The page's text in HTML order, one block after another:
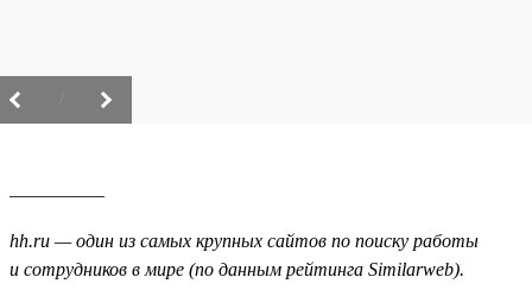
hh.ru — один из самых крупных сайтов по поиску работы
и сотрудников в мире (по данным рейтинга Similarweb).